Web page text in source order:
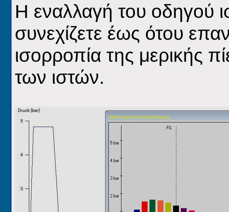
Η εναλλαγή του οδηγού
συνεχίζετε έως ότου
ισορροπία της μερικής
των ιστών.